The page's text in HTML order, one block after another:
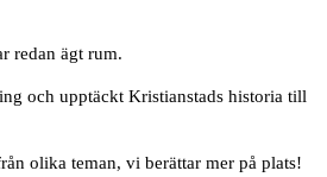
redan ägt rum.
och upptäckt Kristianstads historia till
olika teman, vi berättar mer på plats!